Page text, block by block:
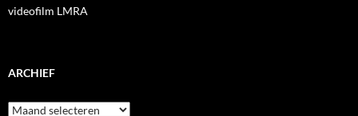
videofilm LMRA
ARCHIEF
Archief